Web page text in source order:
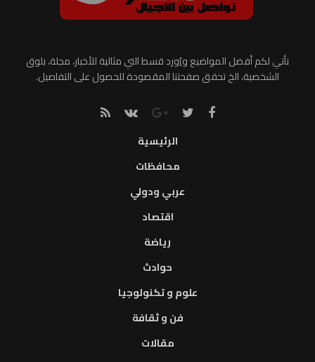
نأتي لكم أفضل المواضيع و]ورد قسط التي مثالية للأخبار، مجلة، بلوق
الشخصية، الخ تحقق صفحتنا المقصودة للحصول على التفاصيل.
الرئيسية
محافظات
عربي ودولي
اقتصاد
رياضة
حوادث
علوم و تكنولوجيا
فن و ثقافة
مقالات